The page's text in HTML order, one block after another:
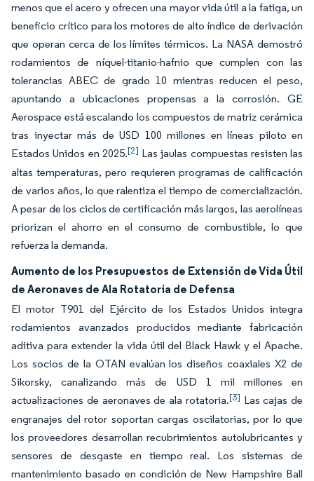
menos que el acero y ofrecen una mayor vida útil a la fatiga, un
beneficio crítico para los motores de alto índice de derivación
que operan cerca de los límites térmicos. La NASA demostró
rodamientos de níquel-titanio-hafnio que cumplen con las
tolerancias ABEC de grado 10 mientras reducen el peso,
apuntando a ubicaciones propensas a la corrosión. GE
Aerospace está escalando los compuestos de matriz cerámica
tras inyectar más de USD 100 millones en líneas piloto en
Estados Unidos en 2025.[2] Las jaulas compuestas resisten las
altas temperaturas, pero requieren programas de calificación
de varios años, lo que ralentiza el tiempo de comercialización.
A pesar de los ciclos de certificación más largos, las aerolíneas
priorizan el ahorro en el consumo de combustible, lo que
refuerza la demanda.
Aumento de los Presupuestos de Extensión de Vida Útil
de Aeronaves de Ala Rotatoria de Defensa
El motor T901 del Ejército de los Estados Unidos integra
rodamientos avanzados producidos mediante fabricación
aditiva para extender la vida útil del Black Hawk y el Apache.
Los socios de la OTAN evalúan los diseños coaxiales X2 de
Sikorsky, canalizando más de USD 1 mil millones en
actualizaciones de aeronaves de ala rotatoria.[3] Las cajas de
engranajes del rotor soportan cargas oscilatorias, por lo que
los proveedores desarrollan recubrimientos autolubricantes y
sensores de desgaste en tiempo real. Los sistemas de
mantenimiento basado en condición de New Hampshire Ball